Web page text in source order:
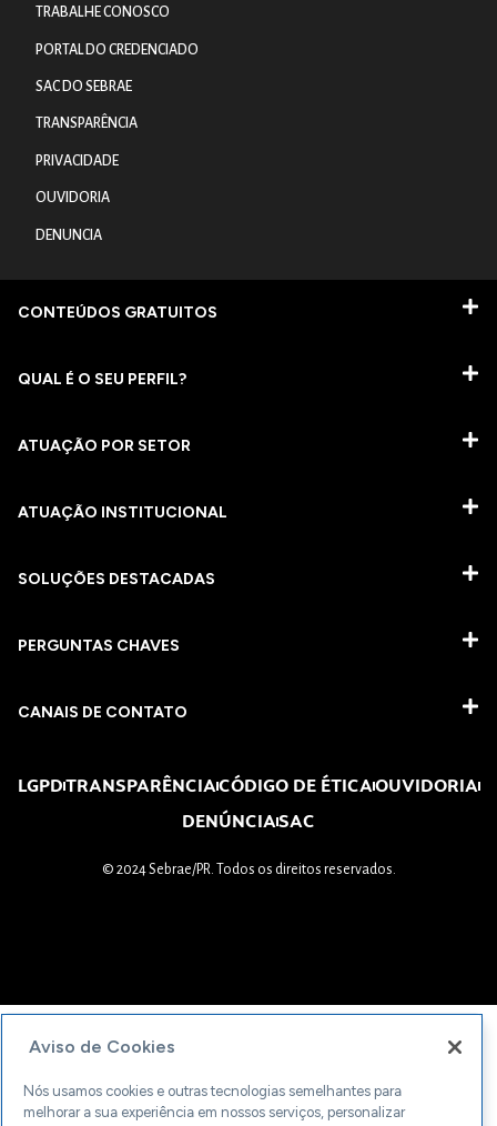
TRABALHE CONOSCO
PORTAL DO CREDENCIADO
SAC DO SEBRAE
TRANSPARÊNCIA
PRIVACIDADE
OUVIDORIA
DENUNCIA
CONTEÚDOS GRATUITOS
QUAL É O SEU PERFIL?
ATUAÇÃO POR SETOR
ATUAÇÃO INSTITUCIONAL
SOLUÇÕES DESTACADAS
PERGUNTAS CHAVES​
CANAIS DE CONTATO
LGPDTRANSPARÊNCIACÓDIGO DE ÉTICAOUVIDORIA
DENÚNCIASAC
© 2024 Sebrae/PR. Todos os direitos reservados.
Aviso de Cookies
Nós usamos cookies e outras tecnologias semelhantes para
melhorar a sua experiência em nossos serviços, personalizar